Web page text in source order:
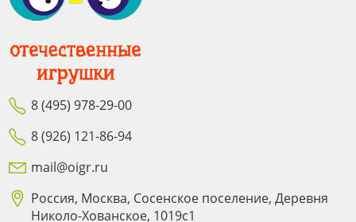
8 (495) 978-29-00
8 (926) 121-86-94
mail@oigr.ru
Россия, Москва, Сосенское поселение, Деревня
Николо-Хованское, 1019с1